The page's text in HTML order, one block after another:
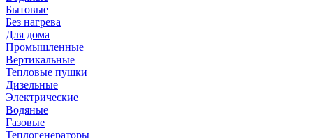
Бытовые
Без нагрева
Для дома
Промышленные
Вертикальные
Тепловые пушки
Дизельные
Электрические
Водяные
Газовые
Теплогенераторы